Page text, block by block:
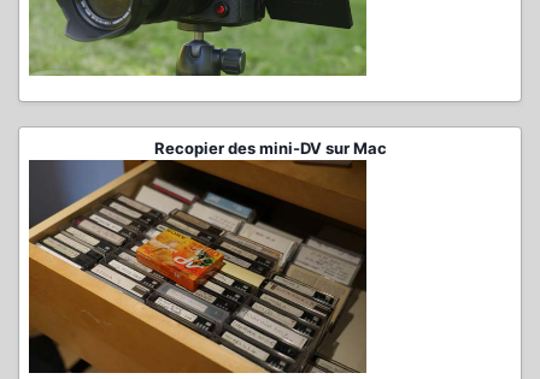
Recopier des mini-DV sur Mac